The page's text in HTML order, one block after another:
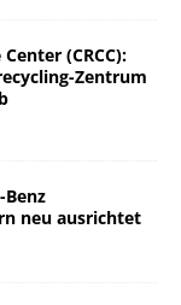
(CRCC):
Zentrum
Benz
neu ausrichtet